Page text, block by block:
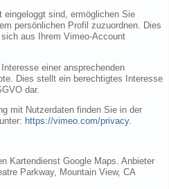
sind, ermöglichen Sie
persönlichen Profil zuzuordnen. Dies
aus Ihrem Vimeo-Account
einer ansprechenden
Dies stellt ein berechtigtes Interesse
dar.
mit Nutzerdaten finden Sie in der
https://vimeo.com/privacy.
Kartendienst Google Maps. Anbieter
Parkway, Mountain View, CA